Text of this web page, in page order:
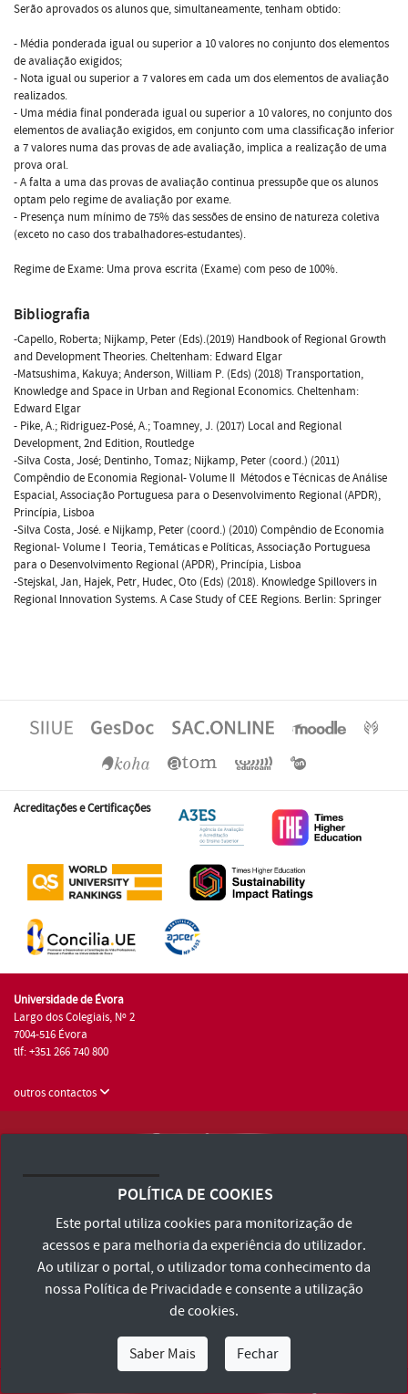
Serão aprovados os alunos que, simultaneamente, tenham obtido:
- Média ponderada igual ou superior a 10 valores no conjunto dos elementos
de avaliação exigidos;
- Nota igual ou superior a 7 valores em cada um dos elementos de avaliação
realizados.
- Uma média final ponderada igual ou superior a 10 valores, no conjunto dos
elementos de avaliação exigidos, em conjunto com uma classificação inferior
a 7 valores numa das provas de ade avaliação, implica a realização de uma
prova oral.
- A falta a uma das provas de avaliação continua pressupõe que os alunos
optam pelo regime de avaliação por exame.
- Presença num mínimo de 75% das sessões de ensino de natureza coletiva
(exceto no caso dos trabalhadores-estudantes).
Regime de Exame: Uma prova escrita (Exame) com peso de 100%.
Bibliografia
-Capello, Roberta; Nijkamp, Peter (Eds).(2019) Handbook of Regional Growth
and Development Theories. Cheltenham: Edward Elgar
-Matsushima, Kakuya; Anderson, William P. (Eds) (2018) Transportation,
Knowledge and Space in Urban and Regional Economics. Cheltenham:
Edward Elgar
- Pike, A.; Ridriguez-Posé, A.; Toamney, J. (2017) Local and Regional
Development, 2nd Edition, Routledge
-Silva Costa, José; Dentinho, Tomaz; Nijkamp, Peter (coord.) (2011)
Compêndio de Economia Regional- Volume II  Métodos e Técnicas de Análise
Espacial, Associação Portuguesa para o Desenvolvimento Regional (APDR),
Princípia, Lisboa
-Silva Costa, José. e Nijkamp, Peter (coord.) (2010) Compêndio de Economia
Regional- Volume I  Teoria, Temáticas e Políticas, Associação Portuguesa
para o Desenvolvimento Regional (APDR), Princípia, Lisboa
-Stejskal, Jan, Hajek, Petr, Hudec, Oto (Eds) (2018). Knowledge Spillovers in
Regional Innovation Systems. A Case Study of CEE Regions. Berlin: Springer
Acreditações e Certificações
Universidade de Évora
Largo dos Colegiais, Nº 2
7004-516 Évora
tlf: +351 266 740 800
outros contactos
Consulte os Termos e Condições e Política de Privacidade
Declaração de Acessibilidade
POLÍTICA DE COOKIES
Este portal utiliza cookies para monitorização de
acessos e para melhoria da experiência do utilizador.
Ao utilizar o portal, o utilizador toma conhecimento da
nossa Política de Privacidadee consente a utilização
de cookies.
Saber Mais Fechar